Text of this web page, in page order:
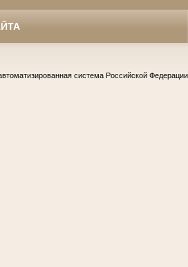
система Российской